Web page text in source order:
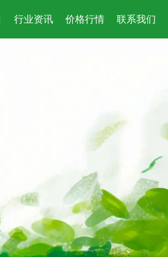
行业资讯 价格行情 联系我们